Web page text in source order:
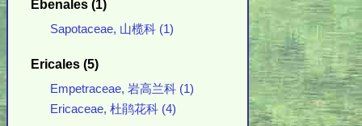
Ebenales (1)
Sapotaceae, 山榄科 (1)
Ericales (5)
Empetraceae, 岩高兰科 (1)
Ericaceae, 杜鹃花科 (4)